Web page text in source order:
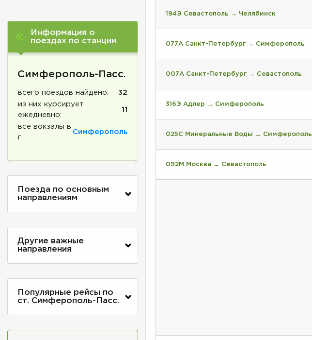
Информация о
поездах по станции
Симферополь-Пасс.
всего поездов найдено:
32
из них курсирует
ежедневно:
11
все вокзалы в
г.
Симферополь
Поезда по основным
направлениям
Другие важные
направления
Популярные рейсы по
ст. Симферополь-Пасс.
194Э Севастополь → Челябинск
077А Санкт-Петербург → Симферополь
007А Санкт-Петербург → Севастополь
316Э Адлер → Симферополь
025С Минеральные Воды → Симферополь
092М Москва → Севастополь